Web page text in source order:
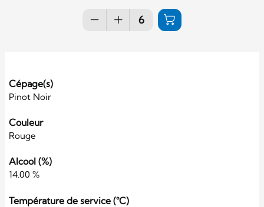
Cépage(s)
Pinot Noir
Couleur
Rouge
Alcool (%)
14.00 %
Température de service (°C)